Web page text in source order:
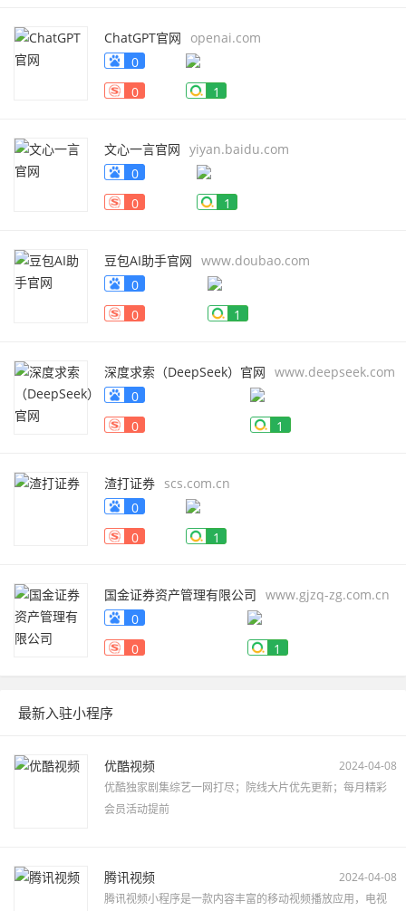
ChatGPT官网
openai.com
0
0
1
文心一言官网 yiyan.baidu.com
0
0
1
豆包AI助手官网 www.doubao.com
0
0
1
深度求索（DeepSeek）官网 www.deepseek.com
0
0
1
渣打证券 scs.com.cn
0
0
1
国金证券资产管理有限公司 www.gjzq-zg.com.cn
0
0
1
最新入驻小程序
优酷视频
2024-04-08
优酷独家剧集综艺一网打尽；院线大片优先更新；每月精彩
会员活动提前
腾讯视频
2024-04-08
腾讯视频小程序是一款内容丰富的移动视频播放应用，电视